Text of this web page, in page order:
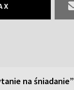
X
na śniadanie”